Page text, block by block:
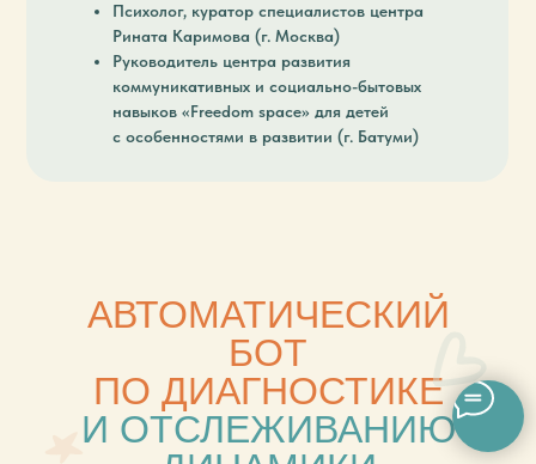
Психолог, куратор специалистов центра
Рината Каримова (г. Москва)
Руководитель центра развития
коммуникативных и социально-бытовых
навыков «Freedom space» для детей
с особенностями в развитии (г. Батуми)
АВТОМАТИЧЕСКИЙ
БОТ
ПО ДИАГНОСТИКЕ
И ОТСЛЕЖИВАНИЮ